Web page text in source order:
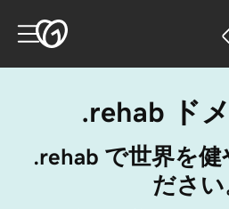
.rehab ド
.rehab で世界を健
ださい